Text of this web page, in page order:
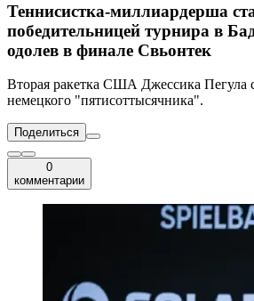
Теннисистка-миллиардерша
победительницей турнира в
одолев в финале Свьонтек
Вторая ракетка США Джессика Пегула
немецкого "пятисоттысячника".
Поделиться
0
комментарии